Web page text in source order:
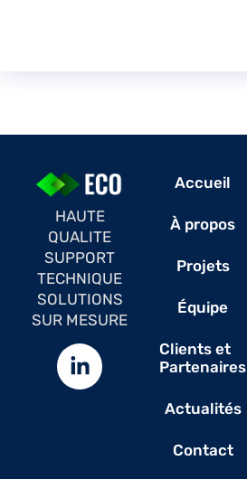
HAUTE
QUALITE
SUPPORT
TECHNIQUE
SOLUTIONS
SUR MESURE
Accueil
À propos
Projets
Équipe
Clients et
Partenaires
Actualités
Contact